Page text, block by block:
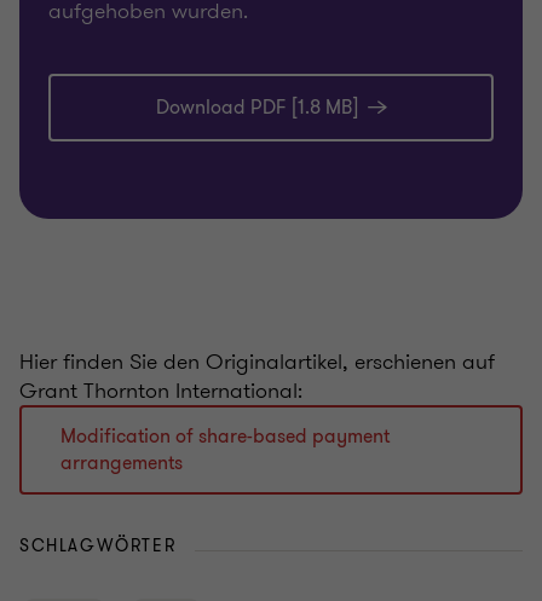
aufgehoben wurden.
Download PDF [1.8 MB]
Hier finden Sie den Originalartikel, erschienen auf
Grant Thornton International:
Modification of share-based payment
arrangements
SCHLAGWÖRTER